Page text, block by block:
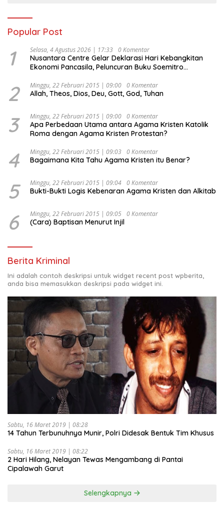
Popular Post
1 Selasa, 4 Agustus 2026 | 17:33 0 Komentar
Nusantara Centre Gelar Deklarasi Hari Kebangkitan
Ekonomi Pancasila, Peluncuran Buku Soemitro
Ekonomi Politik Indonesia) & Simposium Nasional
“Urgensi Undang-Undang Perekonomian Nasional dan
Indonesia Emas 2045”,
2 Minggu, 22 Februari 2015 | 09:00 0 Komentar
Allah, Theos, Dios, Deu, Gott, God, Tuhan
3 Minggu, 22 Februari 2015 | 09:00 0 Komentar
Apa Perbedaan Utama antara Agama Kristen Katolik
Roma dengan Agama Kristen Protestan?
4 Minggu, 22 Februari 2015 | 09:03 0 Komentar
Bagaimana Kita Tahu Agama Kristen itu Benar?
5 Minggu, 22 Februari 2015 | 09:04 0 Komentar
Bukti-Bukti Logis Kebenaran Agama Kristen dan Alkitab
6 Minggu, 22 Februari 2015 | 09:05 0 Komentar
(Cara) Baptisan Menurut Injil
Berita Kriminal
Ini adalah contoh deskripsi untuk widget recent post wpberita,
anda bisa memasukkan deskripsi pada widget ini.
Sabtu, 16 Maret 2019 | 08:28
14 Tahun Terbunuhnya Munir, Polri Didesak Bentuk Tim Khusus
Sabtu, 16 Maret 2019 | 08:22
2 Hari Hilang, Nelayan Tewas Mengambang di Pantai
Cipalawah Garut
Selengkapnya